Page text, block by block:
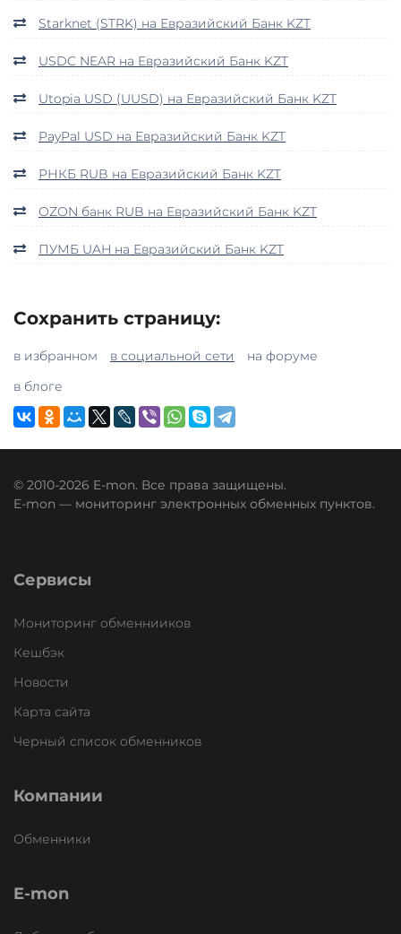
Starknet (STRK) на Евразийский Банк KZT
USDC NEAR на Евразийский Банк KZT
Utopia USD (UUSD) на Евразийский Банк KZT
PayPal USD на Евразийский Банк KZT
РНКБ RUB на Евразийский Банк KZT
OZON банк RUB на Евразийский Банк KZT
ПУМБ UAH на Евразийский Банк KZT
Сохранить страницу:
в избранном в социальной сети
на форуме
в блоге
© 2010-2026 E-mon. Все права защищены.
E-mon — мониторинг электронных обменных пунктов.
Сервисы
Мониторинг обменнииков
Кешбэк
Новости
Карта сайта
Черный список обменников
Компании
Обменники
E-mon